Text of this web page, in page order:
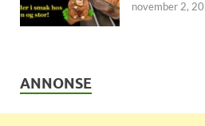
november 2,
ANNONSE